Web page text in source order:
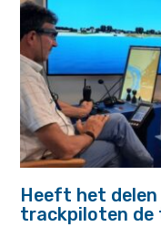
Event
in
Budapest"
Heeft het
trackpiloten de